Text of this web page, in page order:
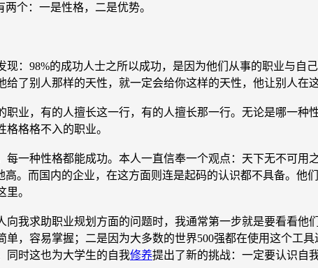
个：一是性格，二是优势。
98%的成功人士之所以成功，是因为他们从事的职业与自
了别人那样的天性，就一定会给你这样的天性，他让别人在
，有的人擅长这一行，有的人擅长那一行。无论是哪一种
格格不入的职业。
种性格都能成功。本人一直信奉一个观点：天下无不可用
。而国内的企业，在这方面则连是起码的认识都不具备。他
。
求助职业规划方面的问题时，我通常第一步就是要看看他
，容易掌握；二是因为大多数的世界500强都在使用这个工
同时这也为大学生的自我修养提出了新的挑战：一定要认识自